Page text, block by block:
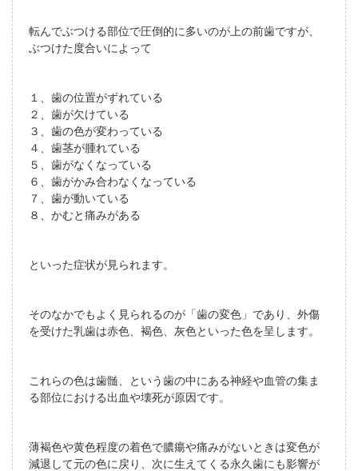
転んでぶつける部位で圧倒的に多いのが上の前歯ですが、
ぶつけた度合いによって
１、歯の位置がずれている
２、歯が欠けている
３、歯の色が変わっている
４、歯茎が腫れている
５、歯がなくなっている
６、歯がかみ合わなくなっている
７、歯が動いている
８、かむと痛みがある
といった症状が見られます。
そのなかでもよく見られるのが「歯の変色」であり、外傷
を受けた乳歯は赤色、褐色、灰色といった色を呈します。
これらの色は歯髄、という歯の中にある神経や血管の集ま
る部位における出血や壊死が原因です。
薄褐色や黄色程度の着色で膿瘍や痛みがないときは変色が
減退して元の色に戻り、次に生えてくる永久歯にも影響が